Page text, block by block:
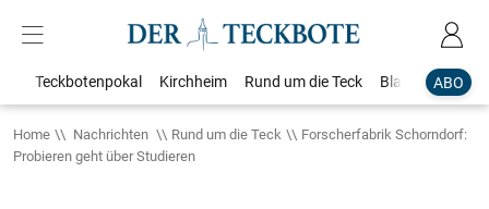
ABO
Teckbotenpokal Kirchheim Rund um die Teck Blaulicht
Home Nachrichten Rund um die Teck
Forscherfabrik Schorndorf:
Probieren geht über Studieren